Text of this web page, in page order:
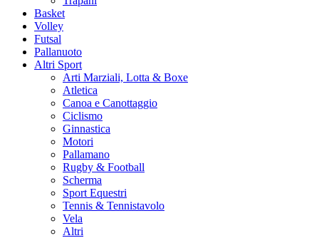
Basket
Volley
Futsal
Pallanuoto
Altri Sport
Arti Marziali, Lotta & Boxe
Atletica
Canoa e Canottaggio
Ciclismo
Ginnastica
Motori
Pallamano
Rugby & Football
Scherma
Sport Equestri
Tennis & Tennistavolo
Vela
Altri